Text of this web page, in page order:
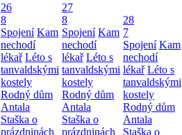
26
8
Spojení Kam
nechodí
lékař Léto s
tanvaldskými
kostely
Rodný dům
Antala
Staška o
prázdninách
27
8
Spojení Kam
nechodí
lékař Léto s
tanvaldskými
kostely
Rodný dům
Antala
Staška o
prázdninách
28
7
Spojení Kam
nechodí
lékař Léto s
tanvaldskými
kostely
Rodný dům
Antala
Staška o